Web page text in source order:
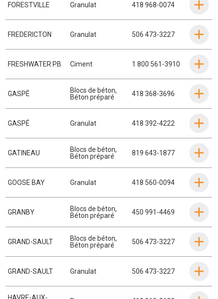
FORESTVILLE Granulat 418 968-0074
FREDERICTON Granulat 506 473-3227
FRESHWATER PB Ciment 1 800 561-3910
GASPÉ Blocs de béton,
Béton préparé
418 368-3696
GASPÉ Granulat 418 392-4222
GATINEAU Blocs de béton,
Béton préparé
819 643-1877
GOOSE BAY Granulat 418 560-0094
GRANBY Blocs de béton,
Béton préparé
450 991-4469
GRAND-SAULT Blocs de béton,
Béton préparé
506 473-3227
GRAND-SAULT Granulat 506 473-3227
HAVRE-AUX-